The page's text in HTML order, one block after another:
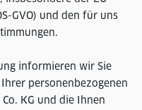
GVO) und den für uns
informieren wir Sie
personenbezogenen
KG und die Ihnen